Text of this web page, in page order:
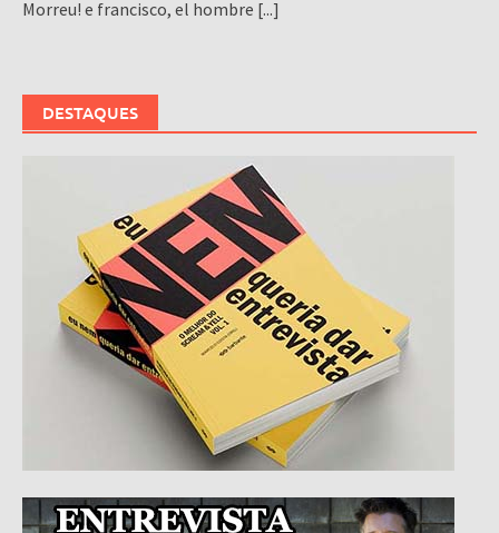
Morreu! e francisco, el hombre [...]
DESTAQUES